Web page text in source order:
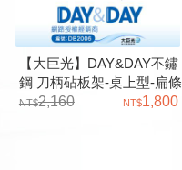
【大巨光】DAY&DAY不鏽
鋼 刀柄砧板架-桌上型-扁條
(附滴水盤)_ST3215T
2,160 1,800